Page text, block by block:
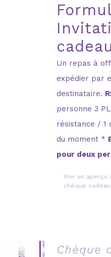
cadeau
Un repas à
expédier par
destinataire.
personne 3
résistance / 1
du moment *
pour deux
Voir un aperçu
chèque cadeau
Chèque